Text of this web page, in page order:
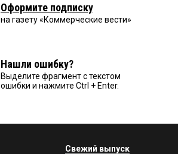
Оформите подписку
на газету «Коммерческие вести»
Нашли ошибку?
Выделите фрагмент с текстом
ошибки и нажмите Ctrl + Enter.
Свежий выпуск